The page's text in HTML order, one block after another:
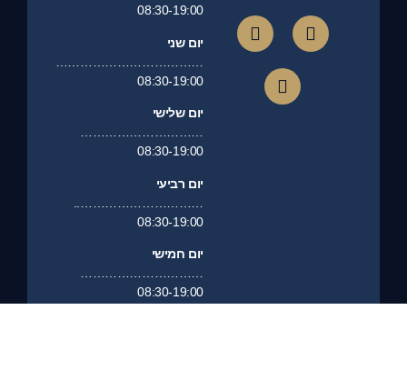
08:30-19:00
יום שני
08:30-19:00
יום שלישי
08:30-19:00
יום רביעי
08:30-19:00
יום חמישי
08:30-19:00